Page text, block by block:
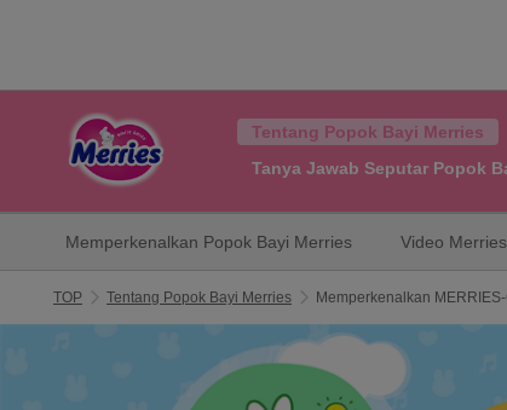
Tentang Popok Bayi Merries
Tanya Jawab Seputar Popok
Memperkenalkan Popok Bayi Merries Video Merries
TOP Tentang Popok Bayi Merries Memperkenalkan